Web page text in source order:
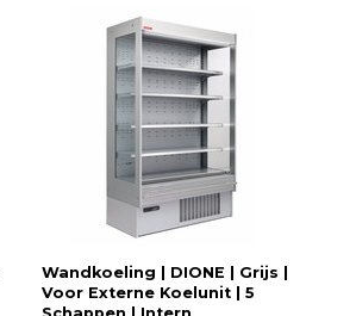
Wandkoeling | DIONE | Grijs |
Voor Externe Koelunit | 5